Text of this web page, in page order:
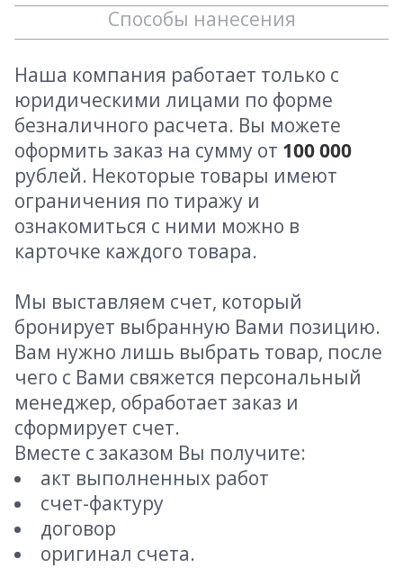
Способы нанесения
Наша компания работает только с
юридическими лицами по форме
безналичного расчета. Вы можете
оформить заказ на сумму от 100 000
рублей. Некоторые товары имеют
ограничения по тиражу и
ознакомиться с ними можно в
карточке каждого товара.
Мы выставляем счет, который
бронирует выбранную Вами позицию.
Вам нужно лишь выбрать товар, после
чего с Вами свяжется персональный
менеджер, обработает заказ и
сформирует счет.
Вместе с заказом Вы получите:
акт выполненных работ
счет-фактуру
договор
оригинал счета.